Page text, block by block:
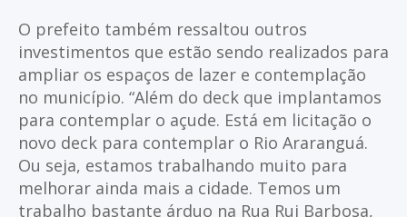
O prefeito também ressaltou outros
investimentos que estão sendo realizados para
ampliar os espaços de lazer e contemplação
no município. “Além do deck que implantamos
para contemplar o açude. Está em licitação o
novo deck para contemplar o Rio Araranguá.
Ou seja, estamos trabalhando muito para
melhorar ainda mais a cidade. Temos um
trabalho bastante árduo na Rua Rui Barbosa,